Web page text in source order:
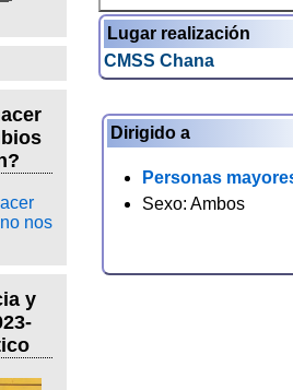
y
Lugar realización
CMSS Chana
Dirigido a
Personas
Sexo: Ambos